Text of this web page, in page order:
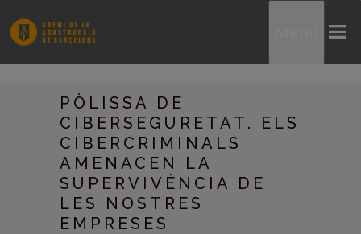
PÒLISSA DE
CIBERSEGURETAT. ELS
CIBERCRIMINALS
AMENACEN LA
SUPERVIVÈNCIA DE
LES NOSTRES
EMPRESES